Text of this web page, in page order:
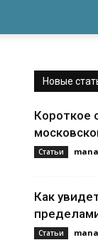
Новые
Короткое
Статьи
Как
Статьи